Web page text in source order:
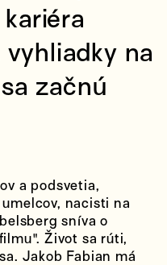
na
začnú
a podsvetia,
nacisti na
sníva o
Život sa rúti,
Jakob Fabian má